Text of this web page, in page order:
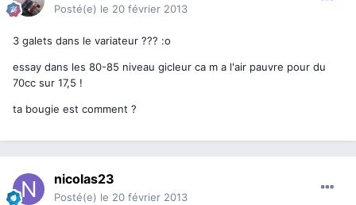
Posté(e) le 20 février 2013
3 galets dans le variateur ??? :o
essay dans les 80-85 niveau gicleur ca m a l'air pauvre pour du
70cc sur 17,5 !
ta bougie est comment ?
nicolas23
Posté(e) le 20 février 2013